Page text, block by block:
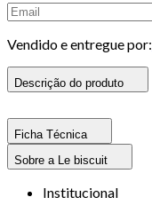
Vendido e entregue por:
Descrição do produto
Ficha Técnica
Sobre a Le biscuit
Institucional